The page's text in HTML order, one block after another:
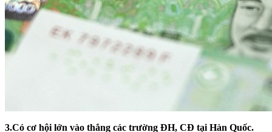
3.Có cơ hội lớn vào thẳng các trường ĐH, CĐ tại Hàn Quốc.